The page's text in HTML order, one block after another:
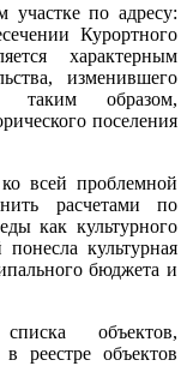
участке по адресу:
Курортного
характерным
изменившего
таким образом,
поселения
всей проблемной
расчетами по
как культурного
культурная
бюджета и
объектов,
реестре объектов